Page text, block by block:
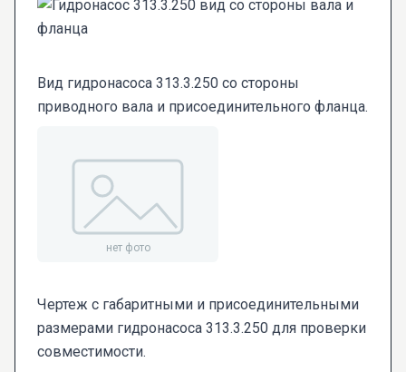
Вид гидронасоса 313.3.250 со стороны
приводного вала и присоединительного фланца.
Чертеж с габаритными и присоединительными
размерами гидронасоса 313.3.250 для проверки
совместимости.